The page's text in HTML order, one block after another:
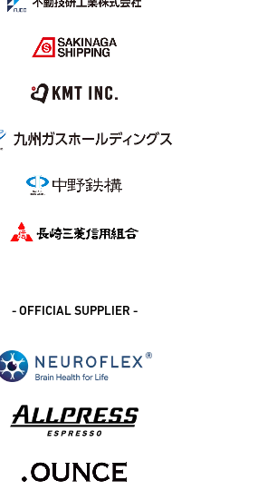
- OFFICIAL SUPPLIER -